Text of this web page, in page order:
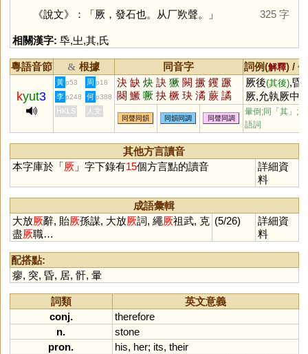
《說文》：「厥，發石也。从厂欮聲。」 325 字
相關漢字: 氒,㞢,其,氏
粵語音節 & 根據 同音字 詞例(解釋) /
kyut3
黃 p53 周 p18 決 缺 炔 訣 獗 闕 撅 钁 蹶
闋 鱖 噘 抉 橛 玦 潏 蕨 譎
鴃 憰 觖 趹 鈌 蒛 駃 瘚 鵙
鐍 蟨 璚 芵 鶪 嶡 吷 僪 鷢
殌 赽 趉 蚗 泬 孓 觼 劂
厥後(其後),昏
厥,允執厥中,
放厥辭
李 p248 何 p388
HKLS 人文
同聲同韻 同韻同調 同聲同調
暈倒;同「其 」;助
語詞
其他方言讀音
本字庫於「厥」字下錄有15個方言點的讀音
詳細資
料
成語彙輯
大放厥辭, 貽厥孫謀, 大放厥詞, 繩厥祖武, 克
盡厥職…
(5/26)
詳細資
料
配搭點:
瘳, 突, 昏, 居, 骭, 暈
詞類
英文意義
conj.
therefore
n.
stone
pron.
his, her; its, their